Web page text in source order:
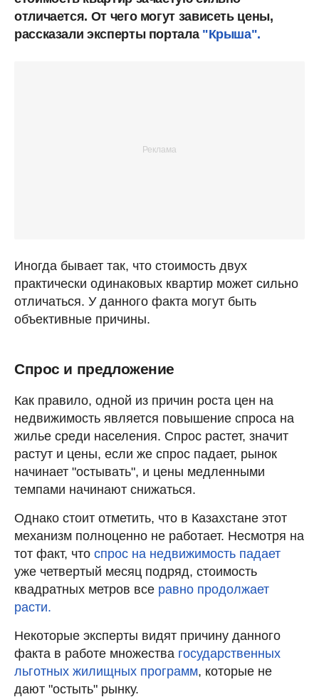
отличается. От чего могут зависеть цены,
рассказали эксперты портала "Крыша".
Иногда бывает так, что стоимость двух
практически одинаковых квартир может сильно
отличаться. У данного факта могут быть
объективные причины.
Спрос и предложение
Как правило, одной из причин роста цен на
недвижимость является повышение спроса на
жилье среди населения. Спрос растет, значит
растут и цены, если же спрос падает, рынок
начинает "остывать", и цены медленными
темпами начинают снижаться.
Однако стоит отметить, что в Казахстане этот
механизм полноценно не работает. Несмотря на
тот факт, что спрос на недвижимость падает
уже четвертый месяц подряд, стоимость
квадратных метров все равно продолжает
расти.
Некоторые эксперты видят причину данного
факта в работе множества государственных
льготных жилищных программ, которые не
дают "остыть" рынку.